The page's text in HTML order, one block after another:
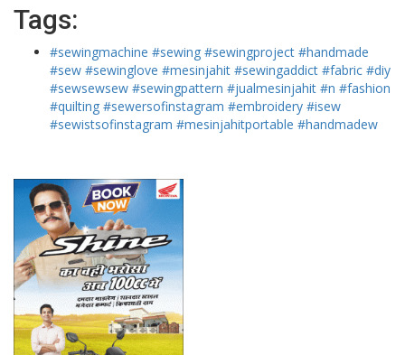
Tags:
#sewingmachine #sewing #sewingproject #handmade
#sew #sewinglove #mesinjahit #sewingaddict #fabric #diy
#sewsewsew #sewingpattern #jualmesinjahit #n #fashion
#quilting #sewersofinstagram #embroidery #isew
#sewistsofinstagram #mesinjahitportable #handmadew